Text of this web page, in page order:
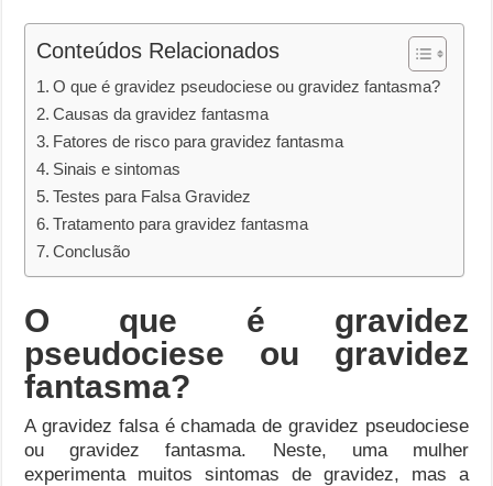
Conteúdos Relacionados
O que é gravidez pseudociese ou gravidez fantasma?
Causas da gravidez fantasma
Fatores de risco para gravidez fantasma
Sinais e sintomas
Testes para Falsa Gravidez
Tratamento para gravidez fantasma
Conclusão
O que é gravidez
pseudociese ou gravidez
fantasma?
A gravidez falsa é chamada de gravidez pseudociese
ou gravidez fantasma. Neste, uma mulher
experimenta muitos sintomas de gravidez, mas a